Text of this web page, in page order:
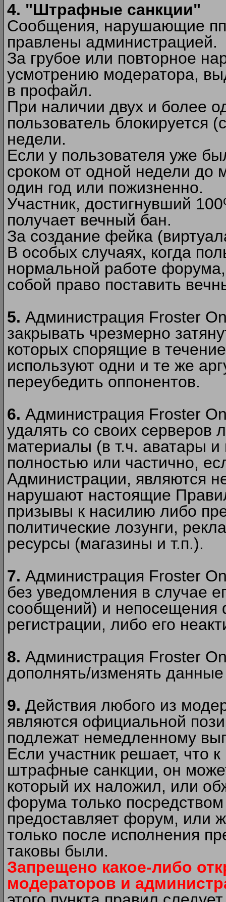
4. "Штрафные санкции"
Сообщения, нарушающие
правлены администрацией.
За грубое или повторное
усмотрению модератора,
в профайл.
При наличии двух и более
пользователь блокируется
недели.
Если у пользователя уже
сроком от одной недели до
один год или пожизненно.
Участник, достигнувший
получает вечный бан.
За создание фейка
В особых случаях, когда
нормальной работе
собой право поставить
5. Администрация Froster
закрывать чрезмерно
которых спорящие в
используют одни и те же
переубедить оппонентов.
6. Администрация Froster
удалять со своих
материалы (в т.ч. аватары и
полностью или частично,
Администрации, являются
нарушают настоящие
призывы к насилию либо
политические лозунги,
ресурсы (магазины и т.п.).
7. Администрация Froster
без уведомления в случае
сообщений) и непосещения
регистрации, либо его
8. Администрация Froster
дополнять/изменять
9. Действия любого из
являются официальной
подлежат немедленному
Если участник решает, что
штрафные санкции, он
который их наложил, или
форума только
предоставляет форум, или
только после исполнения
таковы были.
Запрещено какое-либо
модераторов и